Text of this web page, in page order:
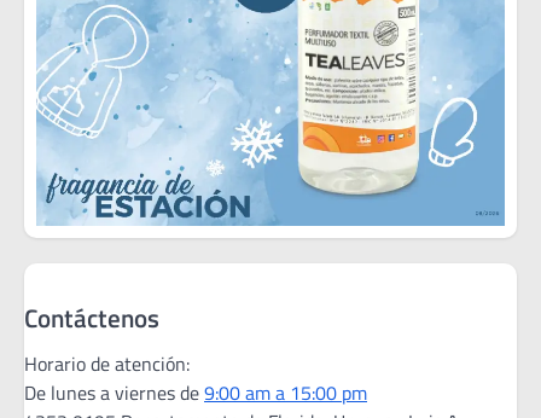
Contáctenos
Horario de atención:
De lunes a viernes de9:00 am a 15:00 pm